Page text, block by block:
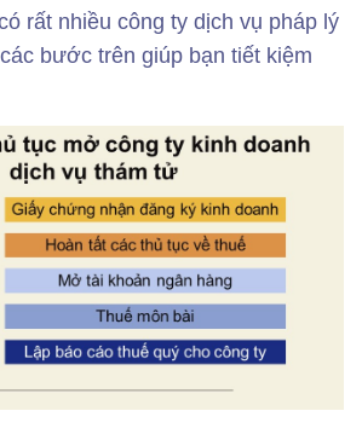
rất nhiều công ty dịch vụ pháp lý
bước trên giúp bạn tiết kiệm